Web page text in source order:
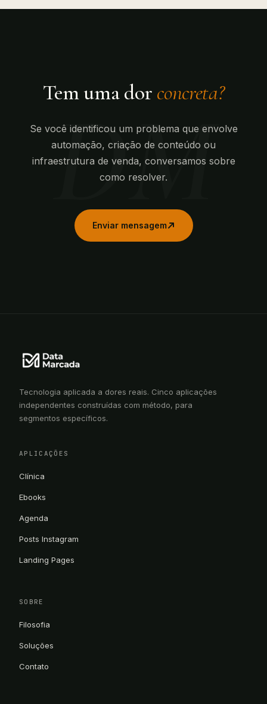
DM
Tem uma dor concreta?
Se você identificou um problema que envolve
automação, criação de conteúdo ou
infraestrutura de venda, conversamos sobre
como resolver.
Enviar mensagem
Tecnologia aplicada a dores reais. Cinco aplicações
independentes construídas com método, para
segmentos específicos.
APLICAÇÕES
Clínica
Ebooks
Agenda
Posts Instagram
Landing Pages
SOBRE
Filosofia
Soluções
Contato